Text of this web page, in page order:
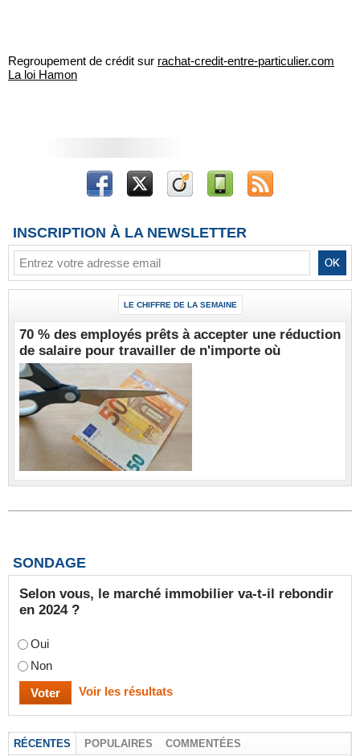
Regroupement de crédit sur rachat-credit-entre-particulier.com
La loi Hamon
INSCRIPTION À LA NEWSLETTER
LE CHIFFRE DE LA SEMAINE
70 % des employés prêts à accepter une réduction
de salaire pour travailler de n'importe où
SONDAGE
Selon vous, le marché immobilier va-t-il rebondir
en 2024 ?
Oui
Non
Voir les résultats
RÉCENTES POPULAIRES COMMENTÉES